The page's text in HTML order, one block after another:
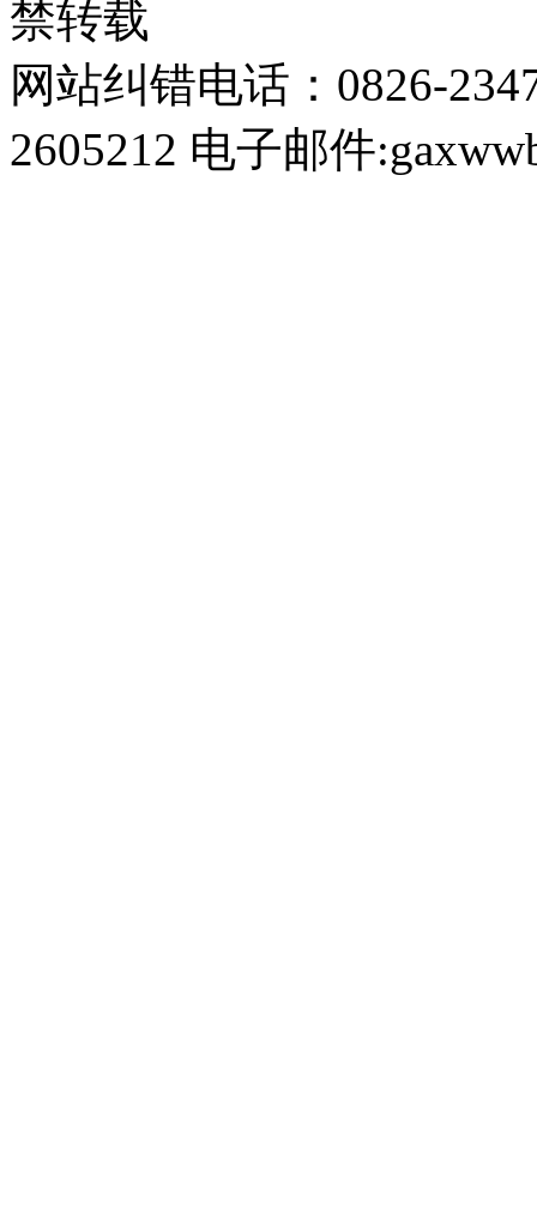
禁转载
网站纠错电话：0826-
2605212 电子邮件